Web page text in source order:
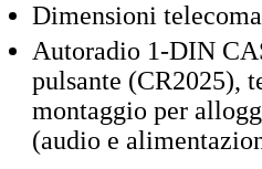
Dimensioni
Autoradio 1-DIN
pulsante (CR2025),
montaggio per
(audio e